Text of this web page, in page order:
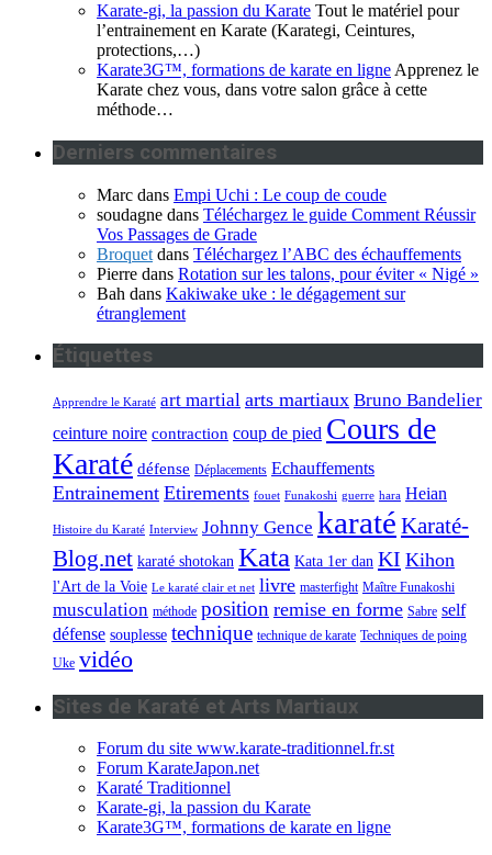
Karate-gi, la passion du Karate Tout le matériel pour
l’entrainement en Karate (Karategi, Ceintures,
protections,…)
Karate3G™, formations de karate en ligne Apprenez le
Karate chez vous, dans votre salon grâce à cette
méthode…
Derniers commentaires
Marc dans Empi Uchi : Le coup de coude
soudagne dans Téléchargez le guide Comment Réussir
Vos Passages de Grade
Broquet dans Téléchargez l’ABC des échauffements
Pierre dans Rotation sur les talons, pour éviter « Nigé »
Bah dans Kakiwake uke : le dégagement sur
étranglement
Étiquettes
Apprendre le Karaté art martial arts martiaux Bruno Bandelier
ceinture noire contraction coup de pied Cours de
Karaté défense Déplacements Echauffements
Entrainement Etirements fouet Funakoshi guerre hara Heian
Histoire du Karaté Interview Johnny Gence karaté Karaté-
Blog.net karaté shotokan Kata Kata 1er dan KI Kihon
l'Art de la Voie Le karaté clair et net livre masterfight Maître Funakoshi
musculation méthode position remise en forme Sabre self
défense souplesse technique technique de karate Techniques de poing
Uke vidéo
Sites de Karaté et Arts Martiaux
Forum du site www.karate-traditionnel.fr.st
Forum KarateJapon.net
Karaté Traditionnel
Karate-gi, la passion du Karate
Karate3G™, formations de karate en ligne